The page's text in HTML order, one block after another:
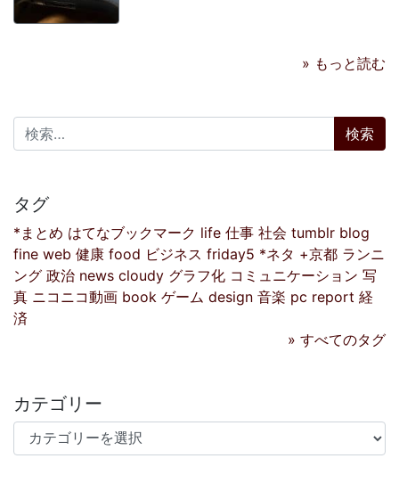
» もっと読む
検索:
タグ
*まとめ はてなブックマーク life 仕事 社会 tumblr blog
fine web 健康 food ビジネス friday5 *ネタ +京都 ランニ
ング 政治 news cloudy グラフ化 コミュニケーション 写
真 ニコニコ動画 book ゲーム design 音楽 pc report 経
済
» すべてのタグ
カテゴリー
カテゴリー